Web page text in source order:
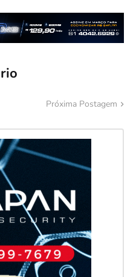
Próxima Postagem